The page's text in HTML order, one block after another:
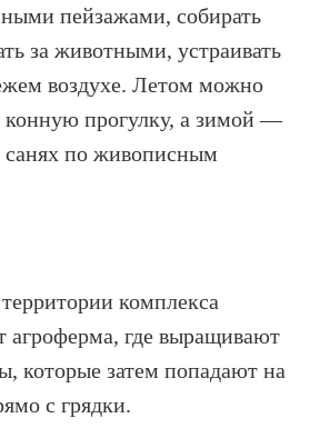
пейзажами, собирать
за животными, устраивать
воздухе. Летом можно
конную прогулку, а зимой —
санях по живописным
комплекса
агроферма, где выращивают
которые затем попадают на
с грядки.